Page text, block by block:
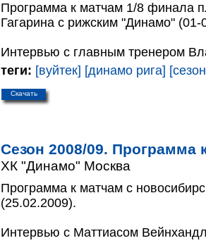
Программа к матчам 1/8 финала
Гагарина с рижским "Динамо" (01-
Интервью с главным тренером
теги: [вуйтек] [динамо рига]
Скачать
Сезон 2008/09. Программа
ХК "Динамо" Москва
Программа к матчам с
(25.02.2009).
Интервью с Маттиасом